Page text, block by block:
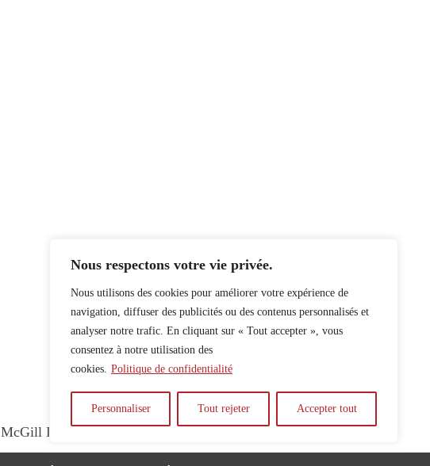
Nous respectons votre vie privée.
Nous utilisons des cookies pour améliorer votre expérience de
navigation, diffuser des publicités ou des contenus personnalisés et
analyser notre trafic. En cliquant sur « Tout accepter », vous
consentez à notre utilisation des
cookies. Politique de confidentialité
Personnaliser Tout rejeter Accepter tout
McGill Daily